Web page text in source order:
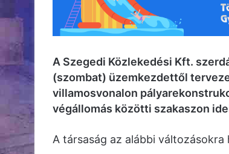
A Szegedi Közlekedési Kft.
(szombat) üzemkezdettől
villamosvonalon
végállomás közötti szakaszon
A társaság az alábbi